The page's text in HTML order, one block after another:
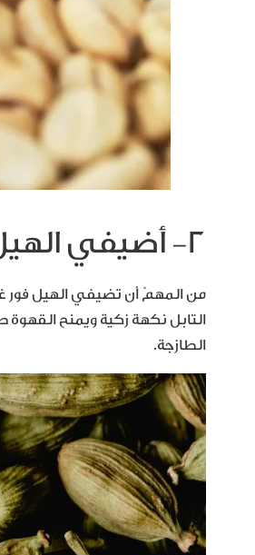
٢- أضيفي الهيل أوّلًا
من المهمّ أن تضيفي الهيل فور
التابل نكهة زكية ويمنح
الطازجة.